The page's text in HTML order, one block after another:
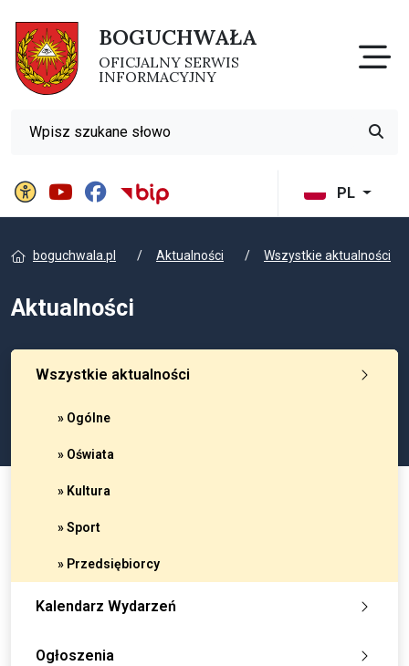
BOGUCHWAŁA
OFICJALNY SERWIS
INFORMACYJNY
PL
Panel ustawień witrynyBIP Gminy Boguchwała
Wyszukiwarka
boguchwala.pl Aktualności Wszystkie aktualności
Aktualności
Wszystkie aktualności
» Ogólne
» Oświata
» Kultura
» Sport
» Przedsiębiorcy
Kalendarz Wydarzeń
Ogłoszenia